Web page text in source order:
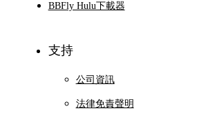
BBFly Hulu下載器
支持
公司資訊
法律免責聲明